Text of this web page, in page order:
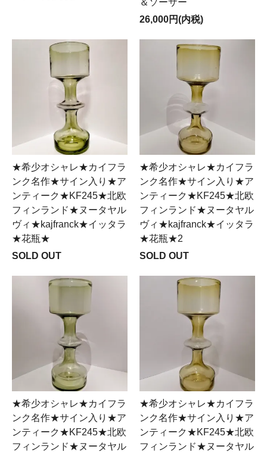
＆ソーサー
26,000円(内税)
★希少オシャレ★カイフラ
ンク名作★サイン入り★ア
ンティーク★KF245★北欧
フィンランド★ヌータヤル
ヴィ★kajfranck★イッタラ
★花瓶★
SOLD OUT
★希少オシャレ★カイフラ
ンク名作★サイン入り★ア
ンティーク★KF245★北欧
フィンランド★ヌータヤル
ヴィ★kajfranck★イッタラ
★花瓶★2
SOLD OUT
★希少オシャレ★カイフラ
ンク名作★サイン入り★ア
ンティーク★KF245★北欧
フィンランド★ヌータヤル
★希少オシャレ★カイフラ
ンク名作★サイン入り★ア
ンティーク★KF245★北欧
フィンランド★ヌータヤル